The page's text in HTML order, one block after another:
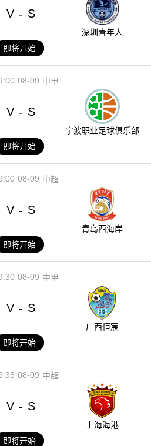
V - S
深圳青年人
即将开始
08-09 中甲
V - S
宁波职业足球俱乐部
即将开始
08-09 中超
V - S
青岛西海岸
即将开始
08-09 中甲
V - S
广西恒宸
即将开始
08-09 中超
V - S
上海海港
即将开始